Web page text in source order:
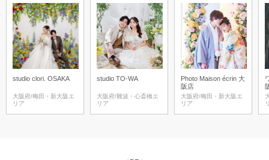
studio clori. OSAKA
大阪府/梅田・新大阪エ
リア
studio TO-WA
大阪府/難波・心斎橋エ
リア
Photo Maison écrin 大
阪店
大阪府/梅田・新大阪エ
リア